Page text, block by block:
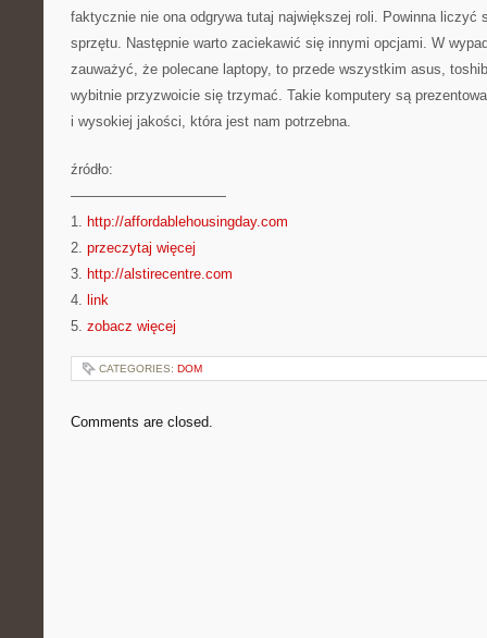
faktycznie nie ona odgrywa tutaj największej roli. Powinna liczyć
sprzętu. Następnie warto zaciekawić się innymi opcjami. W
zauważyć, że polecane laptopy, to przede wszystkim asus,
wybitnie przyzwoicie się trzymać. Takie komputery są
i wysokiej jakości, która jest nam potrzebna.
źródło:
———————————
1. http://affordablehousingday.com
2. przeczytaj więcej
3. http://alstirecentre.com
4. link
5. zobacz więcej
CATEGORIES: DOM
Comments are closed.